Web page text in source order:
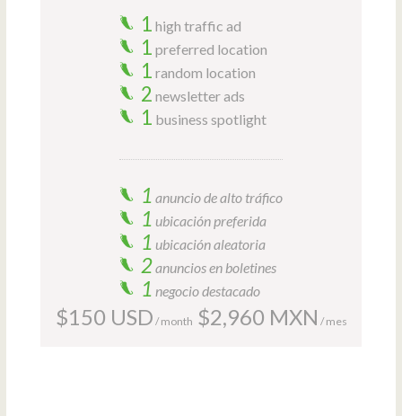
1 high traffic ad
1 preferred location
1 random location
2 newsletter ads
1 business spotlight
1 anuncio de alto tráfico
1 ubicación preferida
1 ubicación aleatoria
2anuncios en boletines
1 negocio destacado
$150 USD / month $2,960 MXN / mes